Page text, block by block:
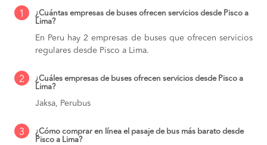
1
¿Cuántas empresas de buses ofrecen servicios desde Pisco a
Lima?
En Peru hay 2 empresas de buses que ofrecen servicios
regulares desde Pisco a Lima.
2
¿Cuáles empresas de buses ofrecen servicios desde Pisco a
Lima?
Jaksa, Perubus
3
¿Cómo comprar en línea el pasaje de bus más barato desde
Pisco a Lima?